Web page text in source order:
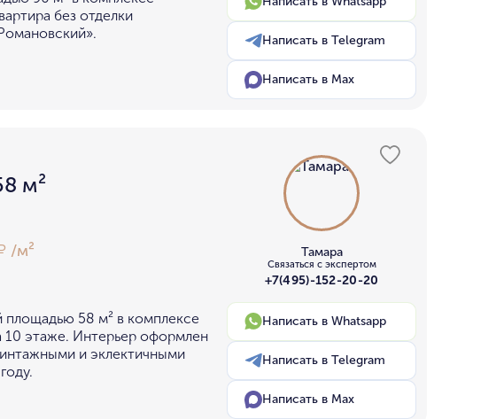
без отделки
Написать в Telegram
Написать в Max
м²
/м²
площадью 58 м² в комплексе
10 этаже. Интерьер оформлен
и эклектичными
Тамара
Связаться с экспертом
+7(495)-152-20-20
Написать в Whatsapp
Написать в Telegram
Написать в Max